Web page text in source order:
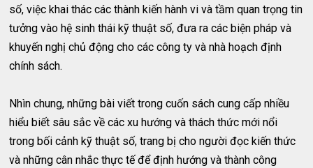
số, việc khai thác các thành kiến hành vi và tầm quan trọng tin
tưởng vào hệ sinh thái kỹ thuật số, đưa ra các biện pháp và
khuyến nghị chủ động cho các công ty và nhà hoạch định
chính sách.
Nhìn chung, những bài viết trong cuốn sách cung cấp nhiều
hiểu biết sâu sắc về các xu hướng và thách thức mới nổi
trong bối cảnh kỹ thuật số, trang bị cho người đọc kiến thức
và những cân nhắc thực tế để định hướng và thành công